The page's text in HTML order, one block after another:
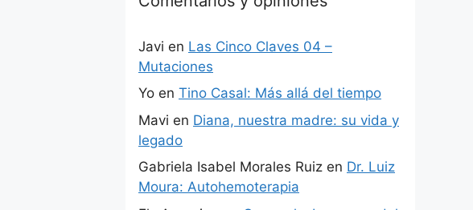
Javi en Las Cinco Claves 04 –
Mutaciones
Yo en Tino Casal: Más allá del tiempo
Mavi en Diana, nuestra madre: su vida y
legado
Gabriela Isabel Morales Ruiz en Dr. Luiz
Moura: Autohemoterapia